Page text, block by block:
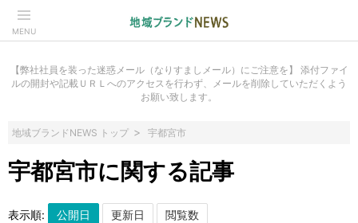
MENU
【弊社社員を装った迷惑メール（なりすましメール）にご注意を】 添付ファイ
ルの開封や記載ＵＲＬへのアクセスを行わず、メールを削除していただくよう
お願い致します。
地域ブランドNEWS トップ 宇都宮市
宇都宮市に関する記事
表示順: